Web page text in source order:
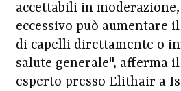
accettabili in
eccessivo può aumentare
di capelli direttamente o
salute generale", afferma
esperto presso Elithair a